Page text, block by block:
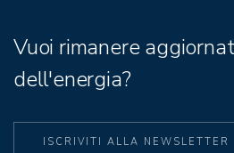
Vuoi rimanere
dell'energia?
ISCRIVITI ALLA NEWSLETTER